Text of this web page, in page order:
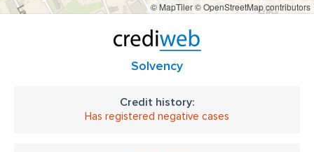
vējstikla remonts cena
vējstiklu labošana
Rīgā
Pildas ielā
© MapTiler© OpenStreetMap contributors
Solvency
Credit history:
Has registered negative cases